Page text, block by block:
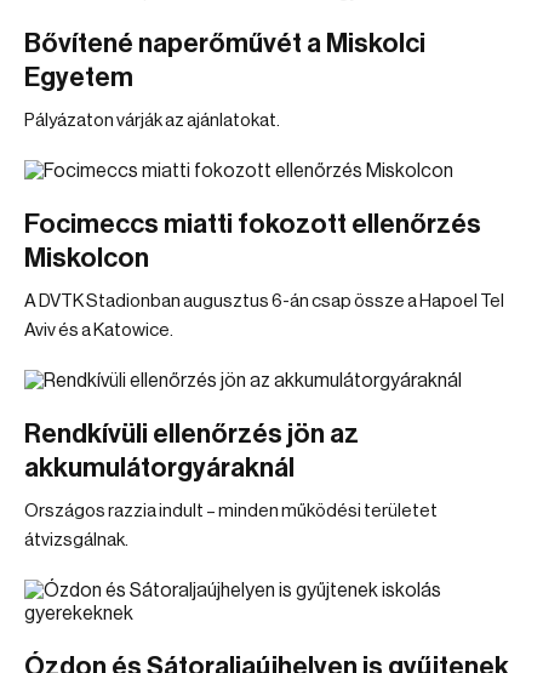
Bővítené naperőművét a Miskolci
Egyetem
Pályázaton várják az ajánlatokat.
Focimeccs miatti fokozott ellenőrzés
Miskolcon
A DVTK Stadionban augusztus 6-án csap össze a Hapoel Tel
Aviv és a Katowice.
Rendkívüli ellenőrzés jön az
akkumulátorgyáraknál
Országos razzia indult – minden működési területet
átvizsgálnak.
Ózdon és Sátoraljaújhelyen is gyűjtenek